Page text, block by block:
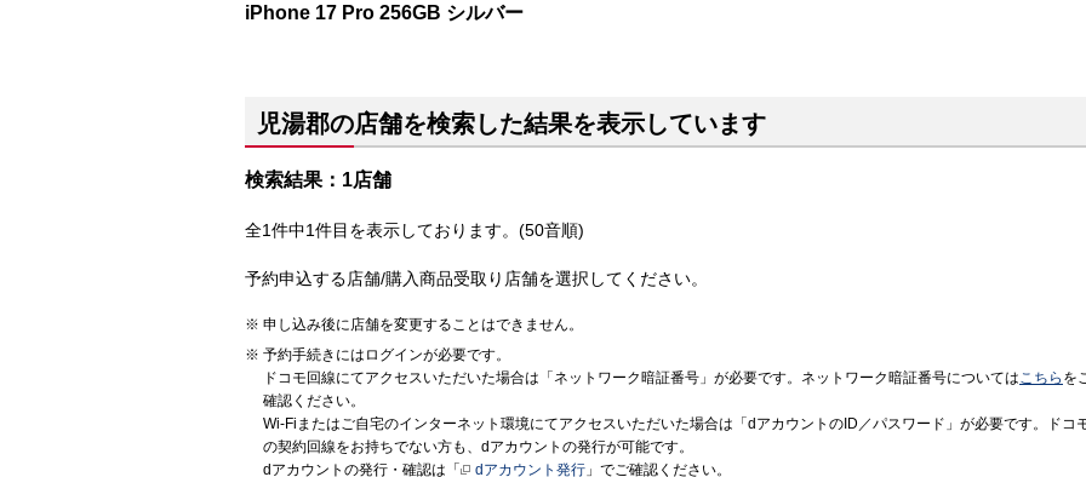
iPhone 17 Pro 256GB シルバー
児湯郡の店舗を検索した結果を表示しています
検索結果：1店舗
全1件中1件目を表示しております。(50音順)
予約申込する店舗/購入商品受取り店舗を選択してください。
申し込み後に店舗を変更することはできません。
予約手続きにはログインが必要です。
ドコモ回線にてアクセスいただいた場合は「ネットワーク暗証番号」が必要です。ネットワーク暗証番号についてはこちら を
確認ください。
Wi-Fiまたはご自宅のインターネット環境にてアクセスいただいた場合は「dアカウントのID／パスワード」が必要です。ドコ
の契約回線をお持ちでない方も、dアカウントの発行が可能です。
dアカウントの発行・確認は「
dアカウント発行 」でご確認ください。